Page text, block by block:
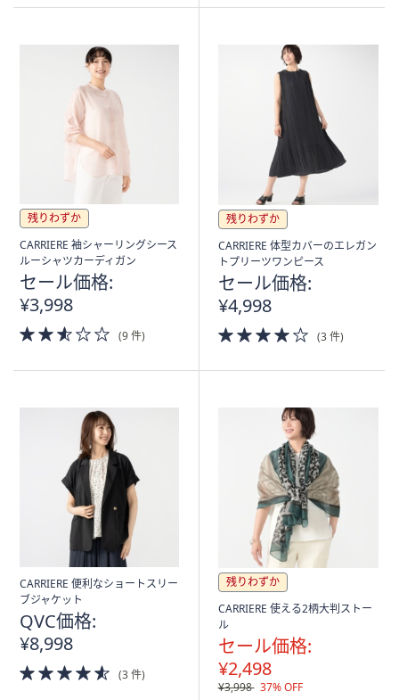
残りわずか
CARRIERE 袖シャーリングシース
ルーシャツカーディガン
セール価格:
¥3,998
2.5
of
(9 件)
残りわずか
CARRIERE 体型カバーのエレガン
トプリーツワンピース
セール価格:
¥4,998
4.0
of
(3 件)
CARRIERE 便利なショートスリー
ブジャケット
QVC価格:
¥8,998
4.5
of
(3 件)
残りわずか
CARRIERE 使える2柄大判ストー
ル
セール価格:
¥2,498
¥3,998 37% OFF